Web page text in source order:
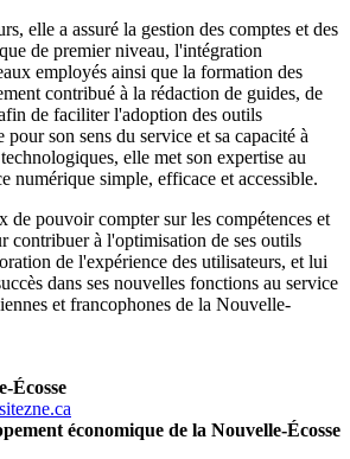
elle a assuré la gestion des comptes et des
de premier niveau, l'intégration
employés ainsi que la formation des
contribué à la rédaction de guides, de
de faciliter l'adoption des outils
son sens du service et sa capacité à
elle met son expertise au
numérique simple, efficace et accessible.
de pouvoir compter sur les compétences et
contribuer à l'optimisation de ses outils
de l'expérience des utilisateurs, et lui
dans ses nouvelles fonctions au service
et francophones de la Nouvelle-
Écosse
économique de la Nouvelle-Écosse